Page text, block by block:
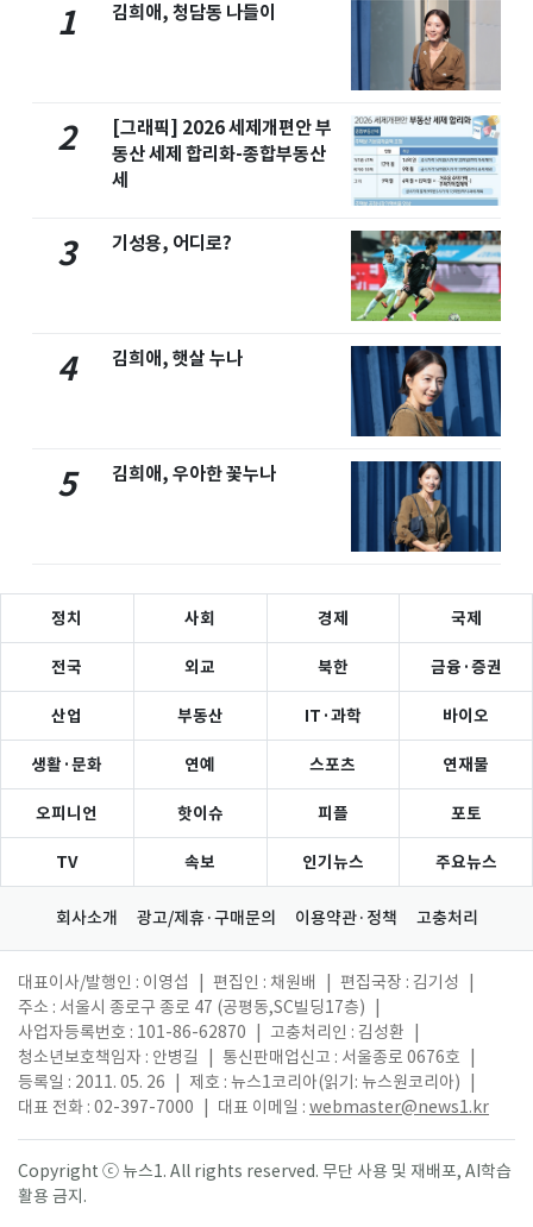
1 김희애, 청담동 나들이
2
[그래픽] 2026 세제개편안 부
동산 세제 합리화-종합부동산
세
3 기성용, 어디로?
4 김희애, 햇살 누나
5 김희애, 우아한 꽃누나
정치 사회 경제 국제
전국 외교 북한 금융·증권
산업 부동산 IT·과학 바이오
생활·문화 연예 스포츠 연재물
오피니언 핫이슈 피플 포토
TV 속보 인기뉴스 주요뉴스
회사소개 광고/제휴·구매문의 이용약관·정책 고충처리
대표이사/발행인 : 이영섭 편집인 : 채원배 편집국장 : 김기성
주소 : 서울시 종로구 종로 47 (공평동,SC빌딩17층)
사업자등록번호 : 101-86-62870
고충처리인 : 김성환
청소년보호책임자 : 안병길
통신판매업신고 : 서울종로 0676호
등록일 : 2011. 05. 26
제호 : 뉴스1코리아(읽기: 뉴스원코리아)
대표 전화 : 02-397-7000
대표 이메일 : webmaster@news1.kr
Copyright ⓒ 뉴스1. All rights reserved. 무단 사용 및 재배포, AI학습
활용 금지.